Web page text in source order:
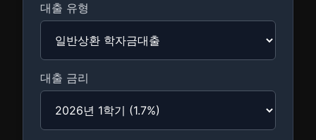
대출 유형
대출 금리